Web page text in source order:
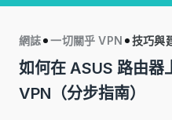
網誌 一切關乎 VPN 技巧與
如何在 ASUS 路由器
VPN（分步指南）